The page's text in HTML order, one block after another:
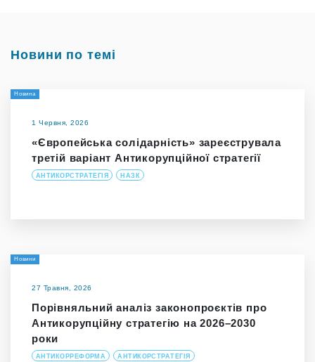
Новини по темі
Новина
1 Червня, 2026
«Європейська солідарність» зареєструвала
третій варіант Антикорупційної стратегії
АНТИКОРСТРАТЕГІЯ НАЗК
Новини
27 Травня, 2026
Порівняльний аналіз законопроєктів про
Антикорупційну стратегію на 2026–2030
роки
АНТИКОРРЕФОРМА АНТИКОРСТРАТЕГІЯ